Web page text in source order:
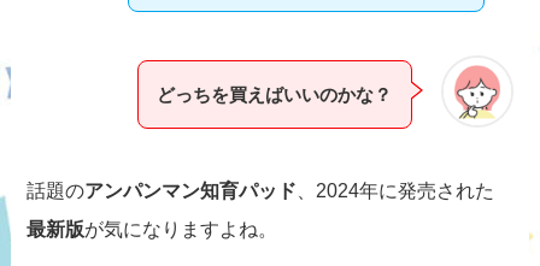
どっちを買えばいいのかな？
話題のアンパンマン知育パッド 、2024年に発売された
最新版が気になりますよね。